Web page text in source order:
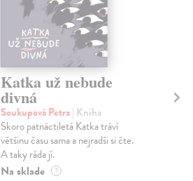
Katka už nebude
divná
Soukupová Petra| Kniha
Skoro patnáctiletá Katka tráví
většinu času sama a nejradši si čte.
A taky ráda jí.
Na sklade ?